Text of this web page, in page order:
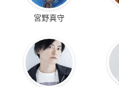
宮野真守